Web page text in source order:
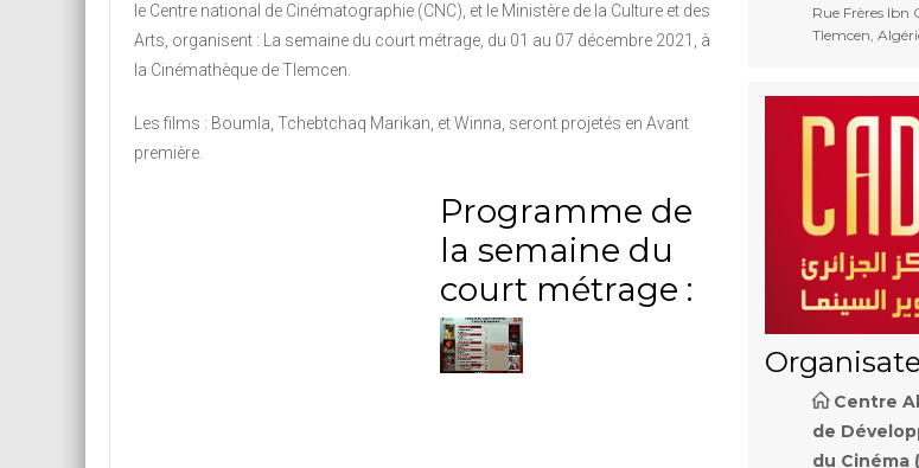
le Centre national de Cinématographie (CNC), et le Ministère de la Culture et des
Arts, organisent : La semaine du court métrage, du 01 au 07 décembre 2021, à
la Cinémathèque de Tlemcen.
Les films : Boumla, Tchebtchaq Marikan, et Winna, seront projetés en Avant
première.
Programme de
la semaine du
court métrage :
Rue Frères Ibn
Tlemcen,
Centre
de
du Cinéma